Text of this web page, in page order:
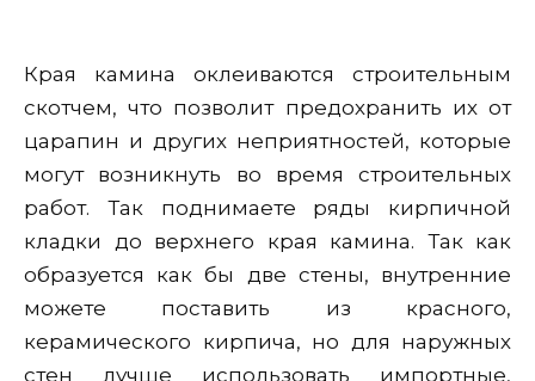
Края камина оклеиваются строительным
скотчем, что позволит предохранить их от
царапин и других неприятностей, которые
могут возникнуть во время строительных
работ. Так поднимаете ряды кирпичной
кладки до верхнего края камина. Так как
образуется как бы две стены, внутренние
можете поставить из красного,
керамического кирпича, но для наружных
стен лучше использовать импортные,